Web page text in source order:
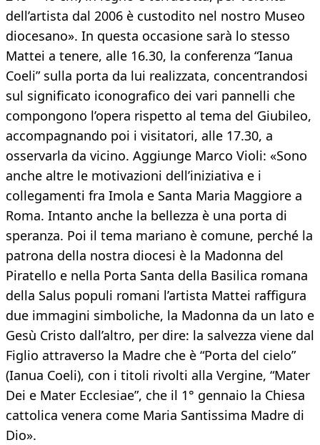
dell’artista dal 2006 è custodito nel nostro Museo
diocesano». In questa occasione sarà lo stesso
Mattei a tenere, alle 16.30, la conferenza “Ianua
Coeli” sulla porta da lui realizzata, concentrandosi
sul significato iconografico dei vari pannelli che
compongono l’opera rispetto al tema del Giubileo,
accompagnando poi i visitatori, alle 17.30, a
osservarla da vicino. Aggiunge Marco Violi: «Sono
anche altre le motivazioni dell’iniziativa e i
collegamenti fra Imola e Santa Maria Maggiore a
Roma. Intanto anche la bellezza è una porta di
speranza. Poi il tema mariano è comune, perché la
patrona della nostra diocesi è la Madonna del
Piratello e nella Porta Santa della Basilica romana
della Salus populi romani l’artista Mattei raffigura
due immagini simboliche, la Madonna da un lato e
Gesù Cristo dall’altro, per dire: la salvezza viene dal
Figlio attraverso la Madre che è “Porta del cielo”
(Ianua Coeli), con i titoli rivolti alla Vergine, “Mater
Dei e Mater Ecclesiae”, che il 1° gennaio la Chiesa
cattolica venera come Maria Santissima Madre di
Dio».